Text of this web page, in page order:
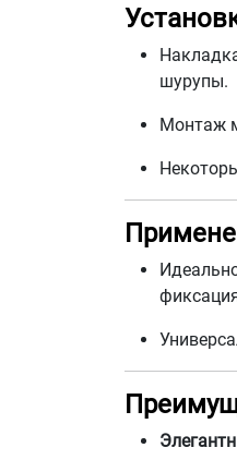
шурупы.
Монтаж